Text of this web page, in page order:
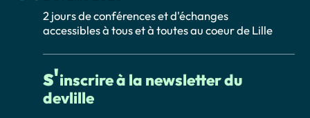
2 jours de conférences et d'échanges
accessibles à tous et à toutes au coeur de Lille
s'inscrire à la newsletter du
devlille